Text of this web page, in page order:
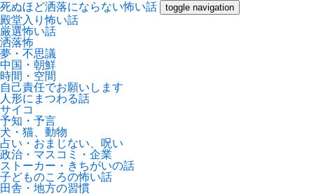
死ぬほど洒落にならない怖い話 toggle navigation
殿堂入り怖い話
厳選怖い話
洒落怖
夢・不思議
中国・朝鮮
時間・空間
自己責任でお願いします
人形にまつわる話
サイコ
予知・予言
犬・猫、動物
占い・おまじない、呪い
政治・マスコミ・企業
ストーカー・きちがいの話
子どものころの怖い話
田舎・地方の習慣